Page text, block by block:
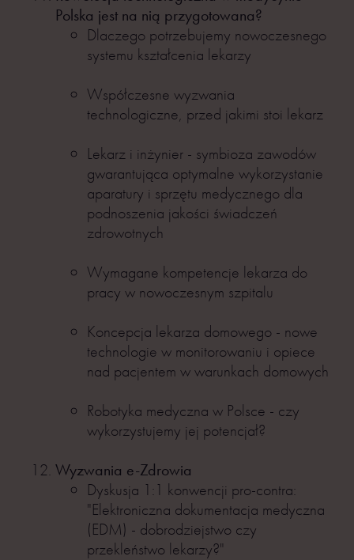
Polska jest na nią przygotowana?
Dlaczego potrzebujemy nowoczesnego
systemu kształcenia lekarzy
Współczesne wyzwania
technologiczne, przed jakimi stoi lekarz
Lekarz i inżynier - symbioza zawodów
gwarantująca optymalne wykorzystanie
aparatury i sprzętu medycznego dla
podnoszenia jakości świadczeń
zdrowotnych
Wymagane kompetencje lekarza do
pracy w nowoczesnym szpitalu
Koncepcja lekarza domowego - nowe
technologie w monitorowaniu i opiece
nad pacjentem w warunkach domowych
Robotyka medyczna w Polsce - czy
wykorzystujemy jej potencjał?
Wyzwania e-Zdrowia
Dyskusja 1:1 konwencji pro-contra:
"Elektroniczna dokumentacja medyczna
(EDM) - dobrodziejstwo czy
przekleństwo lekarzy?"